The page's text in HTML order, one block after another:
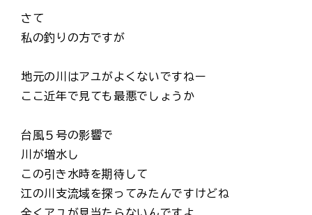
さて
私の釣りの方ですが
地元の川はアユがよくないですねー
ここ近年で見ても最悪でしょうか
台風５号の影響で
川が増水し
この引き水時を期待して
江の川支流域を探ってみたんですけどね